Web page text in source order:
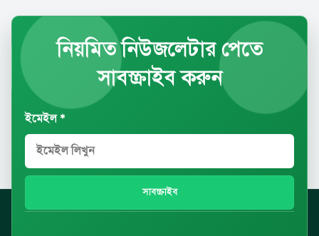
নিয়মিত নিউজলেটার পেতে
সাবস্ক্রাইব করুন
ইমেইল *
সাবস্ক্রাইব